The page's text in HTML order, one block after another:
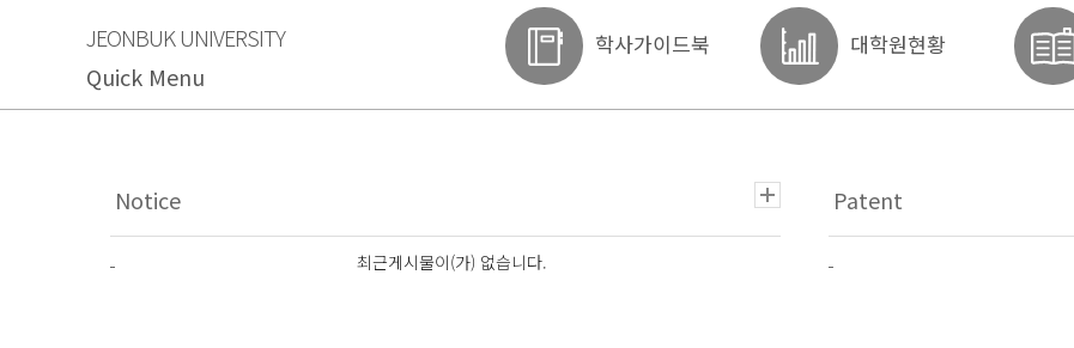
JEONBUK UNIVERSITY
Quick Menu
학사가이드북 대학원현황
최근게시물이(가) 없습니다.